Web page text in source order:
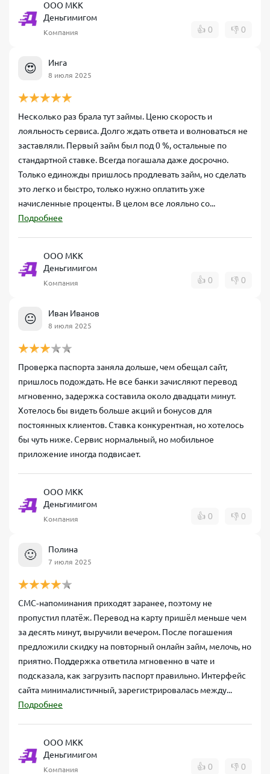
ООО МКК
Деньгимигом
Компания 👍 0 👎 0
😍 Инга
8 июля 2025
Несколько раз брала тут займы. Ценю скорость и
лояльность сервиса. Долго ждать ответа и волноваться не
заставляли. Первый займ был под 0 %, остальные по
стандартной ставке. Всегда погашала даже досрочно.
Только единожды пришлось продлевать займ, но сделать
это легко и быстро, только нужно оплатить уже
начисленные проценты. В целом все лояльно со...
Подробнее
ООО МКК
Деньгимигом
Компания 👍 0 👎 0
😐 Иван Иванов
8 июля 2025
Проверка паспорта заняла дольше, чем обещал сайт,
пришлось подождать. Не все банки зачисляют перевод
мгновенно, задержка составила около двадцати минут.
Хотелось бы видеть больше акций и бонусов для
постоянных клиентов. Ставка конкурентная, но хотелось
бы чуть ниже. Сервис нормальный, но мобильное
приложение иногда подвисает.
ООО МКК
Деньгимигом
Компания 👍 0 👎 0
🙂 Полина
7 июля 2025
СМС‑напоминания приходят заранее, поэтому не
пропустил платёж. Перевод на карту пришёл меньше чем
за десять минут, выручили вечером. После погашения
предложили скидку на повторный онлайн займ, мелочь, но
приятно. Поддержка ответила мгновенно в чате и
подсказала, как загрузить паспорт правильно. Интерфейс
сайта минималистичный, зарегистрировалась между...
Подробнее
ООО МКК
Деньгимигом
Компания 👍 0 👎 0